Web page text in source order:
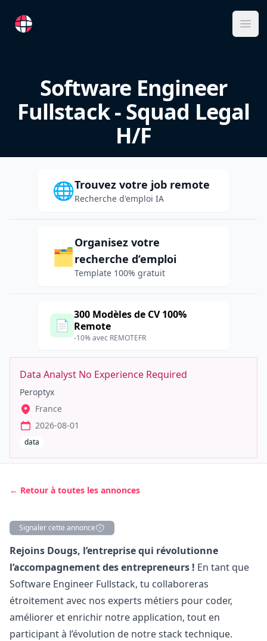
RemoteFR
Software Engineer
Fullstack - Squad Legal
H/F
🌐Trouvez votre job remote
Recherche d'emploi IA
🗂️
Organisez votre
recherche d’emploi
Template 100% gratuit
📄
300 Modèles de CV 100%
Remote
-10% avec REMOTEFR
Data Analyst No Experience Required
Peroptyx
France
2026-08-01
data
← Retour à toutes les annonces
Signaler cette annonce
Description
Rejoins Dougs, l’entreprise qui révolutionne
l’accompagnement des entrepreneurs ! En tant que
Software Engineer Fullstack, tu collaboreras
étroitement avec nos experts métiers pour coder,
améliorer et enrichir notre application, tout en
participant à l’évolution de notre stack technique.